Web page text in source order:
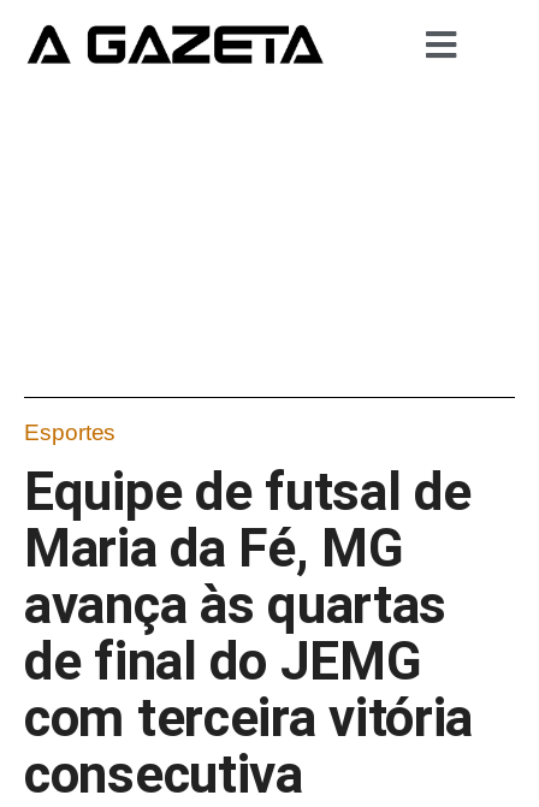
Esportes
Equipe de futsal de
Maria da Fé, MG
avança às quartas
de final do JEMG
com terceira vitória
consecutiva